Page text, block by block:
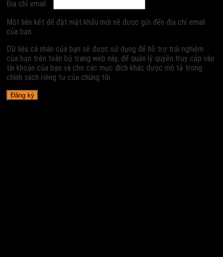
Địa chỉ email
Một liên kết để đặt mật khẩu mới sẽ được gửi đến địa chỉ email
của bạn.
Dữ liệu cá nhân của bạn sẽ được sử dụng để hỗ trợ trải nghiệm
của bạn trên toàn bộ trang web này, để quản lý quyền truy cập vào
tài khoản của bạn và cho các mục đích khác được mô tả trong
chính sách riêng tư của chúng tôi.
Đăng ký